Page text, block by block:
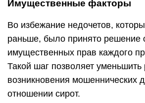
Имущественные факторы
Во избежание недочетов,
раньше, было принято решение
имущественных прав каждого
Такой шаг позволяет уменьшить
возникновения мошеннических
отношении сирот.